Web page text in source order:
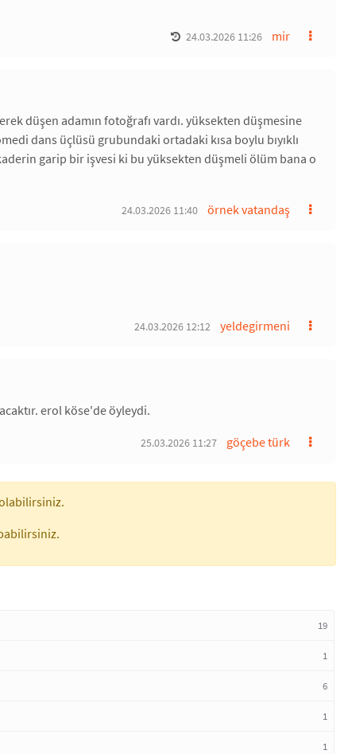
mir
24.03.2026 11:26
düşen adamın fotoğrafı vardı. yüksekten düşmesine
dans üçlüsü grubundaki ortadaki kısa boylu bıyıklı
garip bir işvesi ki bu yüksekten düşmeli ölüm bana o
örnek vatandaş
24.03.2026 11:40
yeldegirmeni
24.03.2026 12:12
erol köse'de öyleydi.
göçebe türk
25.03.2026 11:27
19
1
6
1
1